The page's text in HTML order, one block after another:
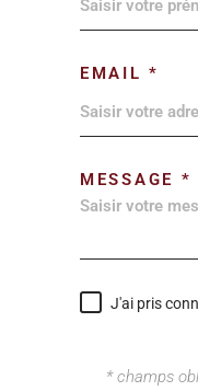
EMAIL *
MESSAGE *
J'ai pris
* champs